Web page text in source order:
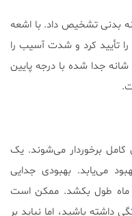
بدنی تشخیص داد. با اشعه
تأیید کرد و شدت آسیب را
جدا شده با درجه پایین
کامل برخوردار می‌شوند. یک
می‌یابد. بهبودی جدایی
ماه طول بکشد. ممکن است
باشید‌، اما نباید بر